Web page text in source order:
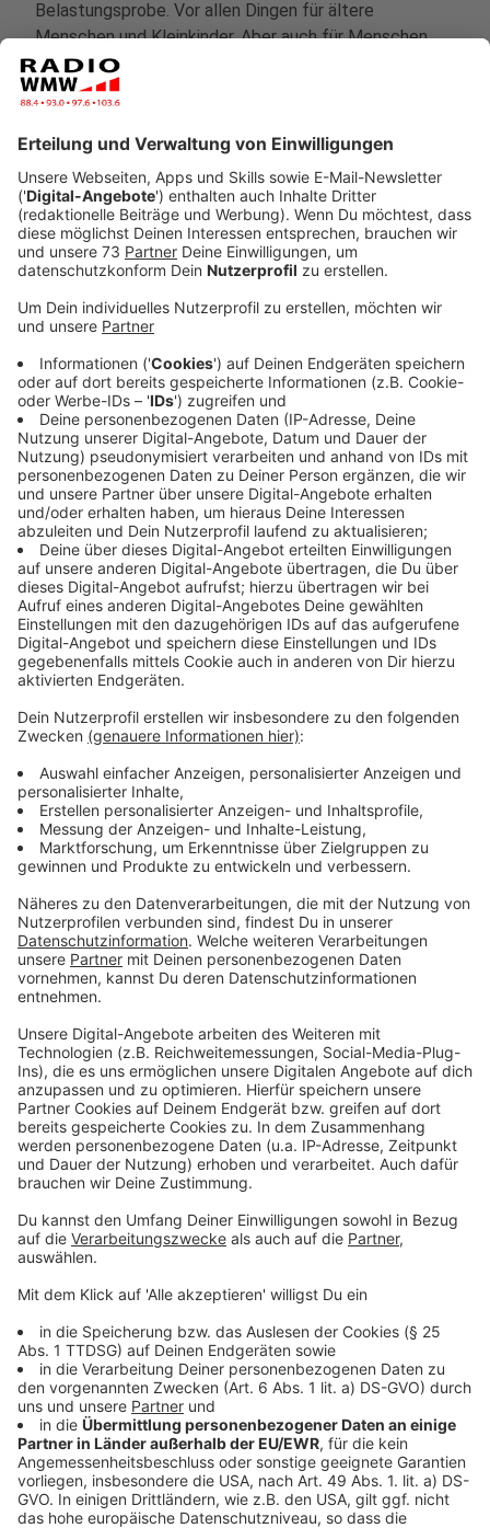
Belastungsprobe. Vor allen Dingen für ältere
Menschen und Kleinkinder. Aber auch für Menschen,
die in Dachgeschosswohnungen leben. Ist das Leben
in der Stadt im Jahr 2050, 2100 überhaupt noch
der Stadt Düsseldorf, darauf eine Antwort zu finden.
Weiterlesen, Beitrag hören und Video sehen
Anzeige
Der Förster
Norbert Tennhoff ist seit über 30 Jahren Förster.
Studiert hat er in Göttingen, aufgewachsen ist er im
Münsterland, inzwischen arbeitet er in den Wäldern im
Sauerland. Da, wo seit einigen Jahren das große
Fichtensterben begonnen hat.
Weiterlesen, Beitrag hören und Video sehen
Anzeige
Der Bauingenieur
Anzeige
Heinrich Bökamp ist seit über 35 Jahren Bauingenieur,
er ist Präsident derIngenieurkammer-Bau NRW
, hat an
der Technischen Universität in Aachen promoviert. Und
der Klimawandel ist in seinem Beruf längst
angekommen. Spätestens seit dem katastrophalen
Hochwasser im Juni 2021, bei dem 49 Menschen allein
hier in Nordrhein-Westfalen ihr Leben verloren haben,
ist vielen bewusst geworden, welche Gefahren ein
lang anhaltender Regen oder ein Starkregen mit sich
bringen kann.
Weiterlesen, Beitrag hören und Video sehen
Anzeige
Anzeige
Jahren. Er ist verantwortlich für mehr als 5.000
Patientinnen und Patienten in seiner Region rund um
Gummersbach. Das Thema Klimawandel bereitet ihm
schon seit einigen Jahren Sorgen, denn die Folgen, die
eine immer wärmer werdende Welt auf unsere
Gesundheit haben wird, sind enorm, sagt der Arzt. Die
ersten Auswirkungen zeigen sich schon jetzt.